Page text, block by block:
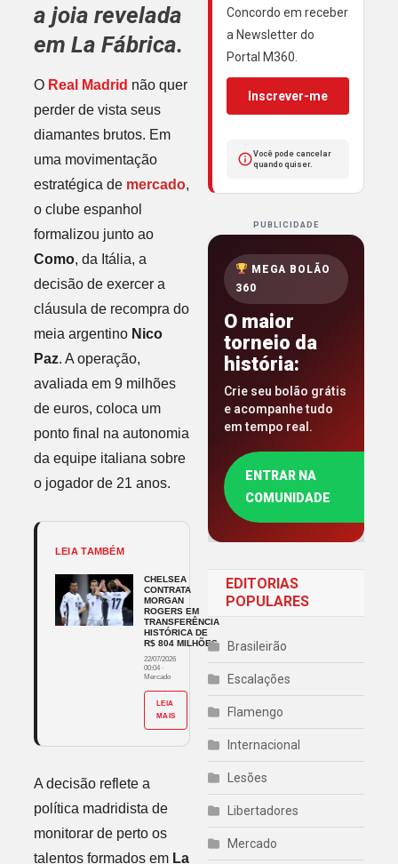
a joia revelada
em La Fábrica.
O Real Madrid não quer
perder de vista seus
diamantes brutos. Em
uma movimentação
estratégica de mercado,
o clube espanhol
formalizou junto ao
Como, da Itália, a
decisão de exercer a
cláusula de recompra do
meia argentino Nico
Paz. A operação,
avaliada em 9 milhões
de euros, coloca um
ponto final na autonomia
da equipe italiana sobre
o jogador de 21 anos.
LEIA TAMBÉM
CHELSEA
CONTRATA
MORGAN
ROGERS EM
TRANSFERÊNCIA
HISTÓRICA DE
R$ 804 MILHÕES
22/07/2026
00:04 ·
Mercado
LEIA
MAIS
A decisão reflete a
política madridista de
monitorar de perto os
talentos formados em La
Concordo em receber
a Newsletter do
Portal M360.
Inscrever-me
Você pode cancelar
quando quiser.
PUBLICIDADE
MEGA BOLÃO
360
O maior
torneio da
história:
Crie seu bolão grátis
e acompanhe tudo
em tempo real.
ENTRAR NA
COMUNIDADE
EDITORIAS
POPULARES
Brasileirão
Escalações
Flamengo
Internacional
Lesões
Libertadores
Mercado